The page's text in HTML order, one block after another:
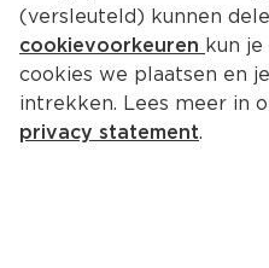
(versleuteld) kunnen
cookievoorkeuren kun
cookies we plaatsen en
intrekken. Lees meer in
privacy statement.